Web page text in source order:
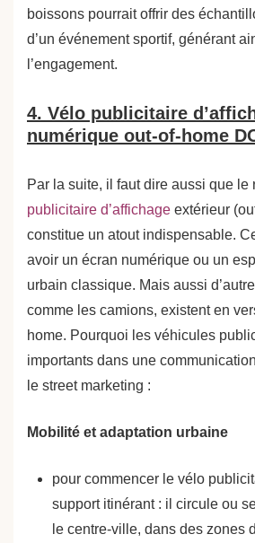
boissons pourrait offrir des
d’un événement sportif, générant
l’engagement.
4. Vélo publicitaire
numérique out-of-home
Par la suite, il faut dire aussi que le
publicitaire d’affichage extérieur
constitue un atout indispensable.
avoir un écran numérique ou un
urbain classique. Mais aussi
comme les camions, existent en
home. Pourquoi les véhicules
importants dans une
le street marketing :
Mobilité et adaptation urbaine
pour commencer le vélo
support itinérant : il circule ou
le centre-ville, dans des zones